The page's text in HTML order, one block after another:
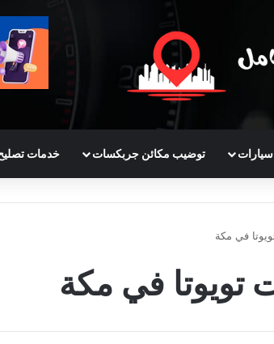
توضيب مكائن جربكسات خدمات
في مكة
تويوتا في مكة